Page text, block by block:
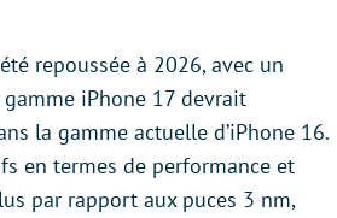
repoussée à 2026, avec un
gamme iPhone 17 devrait
la gamme actuelle d’iPhone 16.
en termes de performance et
par rapport aux puces 3 nm,